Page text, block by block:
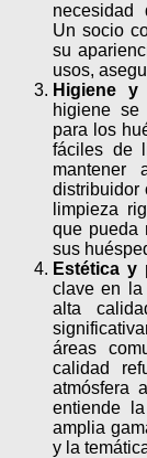
necesidad
Un socio
su
usos,
Higiene y
higiene se
para los
fáciles de
mantener
distribuidor
limpieza
que pueda
sus
Estética y
clave en la
alta
áreas
calidad
atmósfera
entiende
amplia
y la